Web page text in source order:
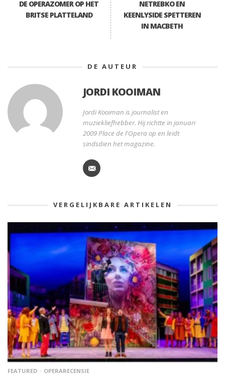
DE OPERAZOMER OP HET
BRITSE PLATTELAND
NETREBKO EN
KEENLYSIDE SPETTEREN
IN MACBETH
DE AUTEUR
JORDI KOOIMAN
Jordi Kooiman is journalist en
muziekliefhebber. Hij richtte in januari
2009 Place de l'Opera op en leidt
sindsdien het magazine.
VERGELIJKBARE ARTIKELEN
FEATURED OPERARECENSIE